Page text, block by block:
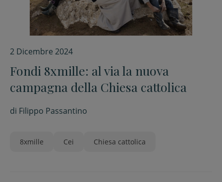
2 Dicembre 2024
Fondi 8xmille: al via la nuova
campagna della Chiesa cattolica
di Filippo Passantino
8xmille Cei Chiesa cattolica